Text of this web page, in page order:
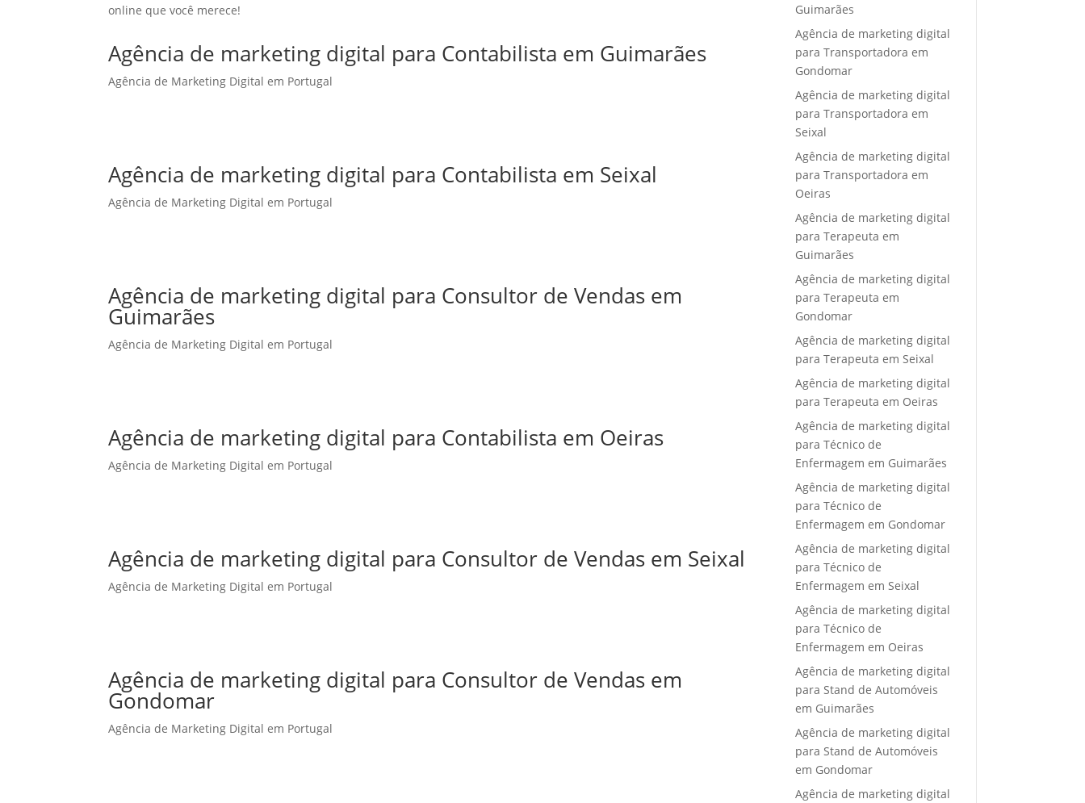
online que você merece!
Agência de marketing digital para Contabilista em Guimarães
Agência de Marketing Digital em Portugal
Agência de marketing digital para Contabilista em Seixal
Agência de Marketing Digital em Portugal
Agência de marketing digital para Consultor de Vendas em
Guimarães
Agência de Marketing Digital em Portugal
Agência de marketing digital para Contabilista em Oeiras
Agência de Marketing Digital em Portugal
Agência de marketing digital para Consultor de Vendas em Seixal
Agência de Marketing Digital em Portugal
Agência de marketing digital para Consultor de Vendas em
Gondomar
Agência de Marketing Digital em Portugal
Guimarães
Agência de marketing digital
para Transportadora em
Gondomar
Agência de marketing digital
para Transportadora em
Seixal
Agência de marketing digital
para Transportadora em
Oeiras
Agência de marketing digital
para Terapeuta em
Guimarães
Agência de marketing digital
para Terapeuta em
Gondomar
Agência de marketing digital
para Terapeuta em Seixal
Agência de marketing digital
para Terapeuta em Oeiras
Agência de marketing digital
para Técnico de
Enfermagem em Guimarães
Agência de marketing digital
para Técnico de
Enfermagem em Gondomar
Agência de marketing digital
para Técnico de
Enfermagem em Seixal
Agência de marketing digital
para Técnico de
Enfermagem em Oeiras
Agência de marketing digital
para Stand de Automóveis
em Guimarães
Agência de marketing digital
para Stand de Automóveis
em Gondomar
Agência de marketing digital